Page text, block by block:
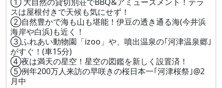
スは屋根付きで天候も気にせず！
②自然豊かで海も山も堪能！伊豆の透き通る海(今井浜
海岸や白浜)も近く！
③ふれあい動物園「izoo」や、噴出温泉の｢河津温泉郷｣
がすぐ！(車15分)
④夜は満天の星空！星空の図鑑を新しく設置済！
⑤例年200万人来訪の早咲きの桜日本一｢河津桜祭｣@2
月中